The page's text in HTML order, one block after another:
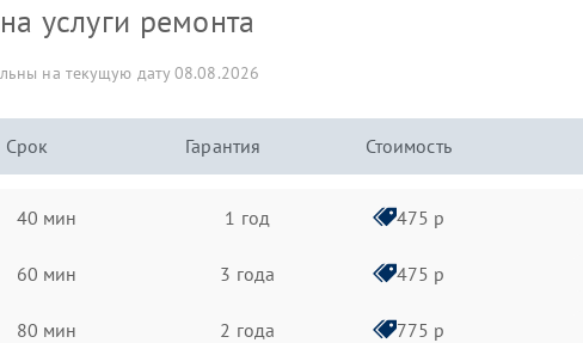
услуги ремонта
на текущую дату 08.08.2026
Срок Гарантия Стоимость
40 мин 1 год 475 р
60 мин 3 года 475 р
80 мин 2 года 775 р